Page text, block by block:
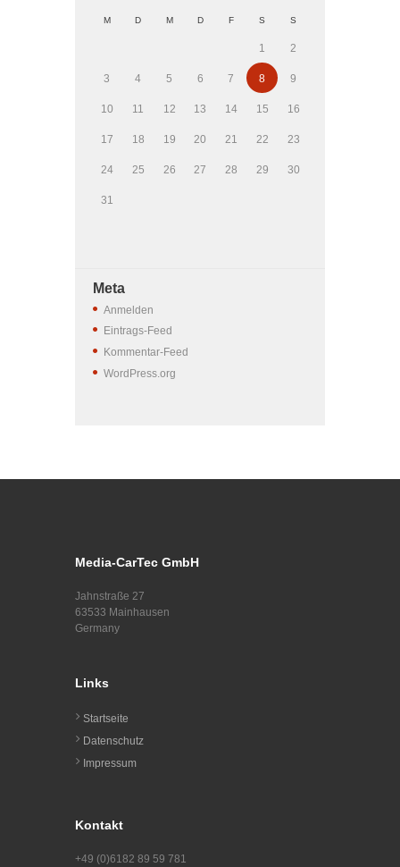
M D M D F S S
1 2
3 4 5 6 7 8 9
10 11 12 13 14 15 16
17 18 19 20 21 22 23
24 25 26 27 28 29 30
31
Meta
Anmelden
Eintrags-Feed
Kommentar-Feed
WordPress.org
Media-CarTec GmbH
Jahnstraße 27
63533 Mainhausen
Germany
Links
Startseite
Datenschutz
Impressum
Kontakt
+49 (0)6182 89 59 781